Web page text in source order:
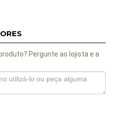
Pergunte ao lojista e a